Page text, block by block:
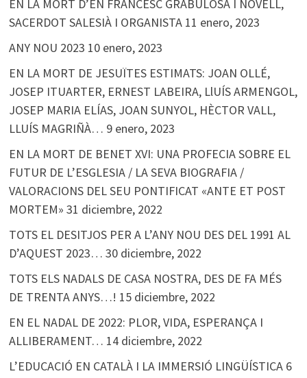
EN LA MORT D’EN FRANCESC GRABULOSA I NOVELL,
SACERDOT SALESIÀ I ORGANISTA 11 enero, 2023
ANY NOU 2023 10 enero, 2023
EN LA MORT DE JESUÏTES ESTIMATS: JOAN OLLÉ,
JOSEP ITUARTER, ERNEST LABEIRA, LlUÍS ARMENGOL,
JOSEP MARIA ELÍAS, JOAN SUNYOL, HÈCTOR VALL,
LLUÍS MAGRIÑÀ… 9 enero, 2023
EN LA MORT DE BENET XVI: UNA PROFECIA SOBRE EL
FUTUR DE L’ESGLESIA / LA SEVA BIOGRAFIA /
VALORACIONS DEL SEU PONTIFICAT «ANTE ET POST
MORTEM» 31 diciembre, 2022
TOTS EL DESITJOS PER A L’ANY NOU DES DEL 1991 AL
D’AQUEST 2023… 30 diciembre, 2022
TOTS ELS NADALS DE CASA NOSTRA, DES DE FA MÉS
DE TRENTA ANYS…! 15 diciembre, 2022
EN EL NADAL DE 2022: PLOR, VIDA, ESPERANÇA I
ALLIBERAMENT… 14 diciembre, 2022
L’EDUCACIÓ EN CATALÀ I LA IMMERSIÓ LINGÜÍSTICA 6